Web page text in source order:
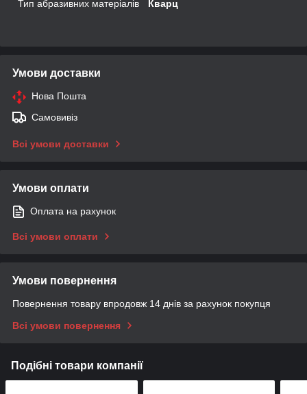
Тип абразивних матеріалів
Кварц
Умови доставки
Нова Пошта
Самовивіз
Всі умови доставки
Умови оплати
Оплата на рахунок
Всі умови оплати
Умови повернення
Повернення товару впродовж 14 днів за рахунок покупця
Всі умови повернення
Подібні товари компанії